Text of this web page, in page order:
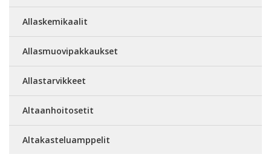
Allaskemikaalit
Allasmuovipakkaukset
Allastarvikkeet
Altaanhoitosetit
Altakasteluamppelit